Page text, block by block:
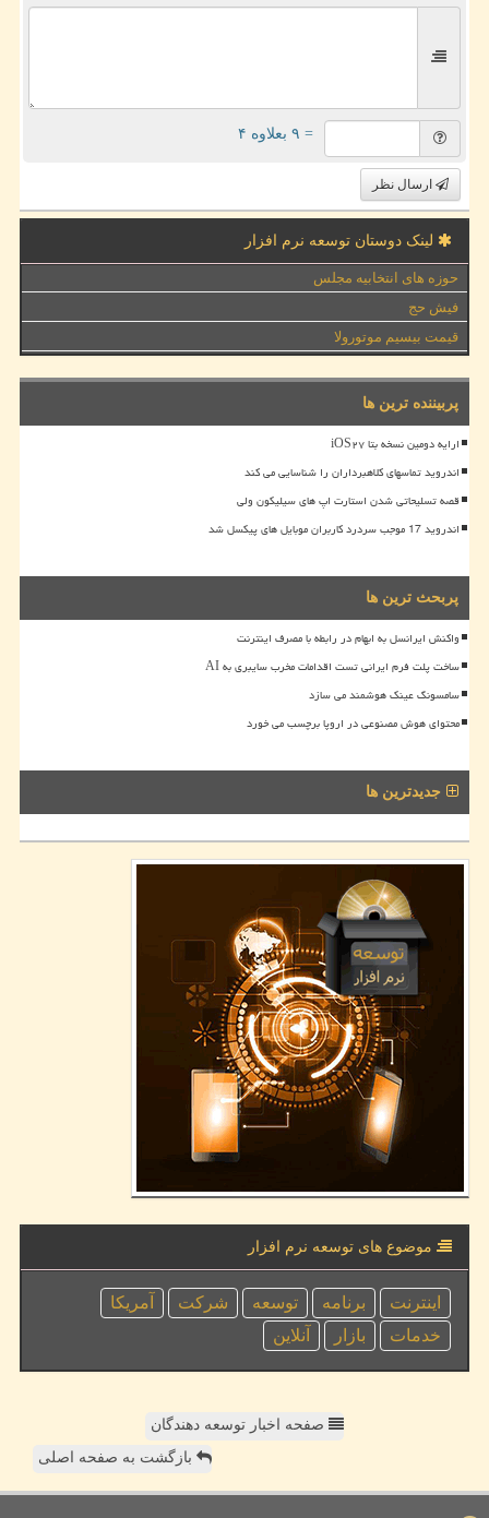
= ۹ بعلاوه ۴
ارسال نظر
لینک دوستان توسعه نرم افزار
حوزه های انتخابیه مجلس
فیش حج
قیمت بیسیم موتورولا
پربیننده ترین ها
ارایه دومین نسخه بتا iOS۲۷
اندروید تماسهای کلاهبرداران را شناسایی می کند
قصه تسلیحاتی شدن استارت اپ های سیلیکون ولی
اندروید 17 موجب سردرد کاربران موبایل های پیکسل شد
پربحث ترین ها
واکنش ایرانسل به ابهام در رابطه با مصرف اینترنت
ساخت پلت فرم ایرانی تست اقدامات مخرب سایبری به AI
سامسونگ عینک هوشمند می سازد
محتوای هوش مصنوعی در اروپا برچسب می خورد
جدیدترین ها
موضوع های توسعه نرم افزار
اینترنت برنامه توسعه شركت
آمریكا
خدمات
بازار آنلاین
صفحه اخبار توسعه دهندگان
بازگشت به صفحه اصلی